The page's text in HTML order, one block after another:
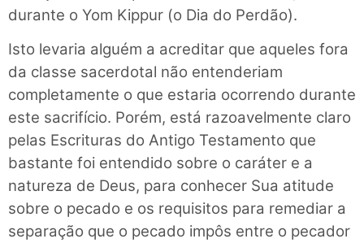
durante o Yom Kippur (o Dia do Perdão).
Isto levaria alguém a acreditar que aqueles fora
da classe sacerdotal não entenderiam
completamente o que estaria ocorrendo durante
este sacrifício. Porém, está razoavelmente claro
pelas Escrituras do Antigo Testamento que
bastante foi entendido sobre o caráter e a
natureza de Deus, para conhecer Sua atitude
sobre o pecado e os requisitos para remediar a
separação que o pecado impôs entre o pecador